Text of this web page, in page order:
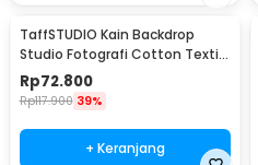
TaffSTUDIO Kain Backdrop
Studio Fotografi Cotton Textile
Muslin Cloth 190x280cm - B29
Rp72.800
Rp117.900 39%
+ Keranjang